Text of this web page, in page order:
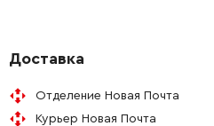
Доставка
Отделение Новая Почта
Курьер Новая Почта